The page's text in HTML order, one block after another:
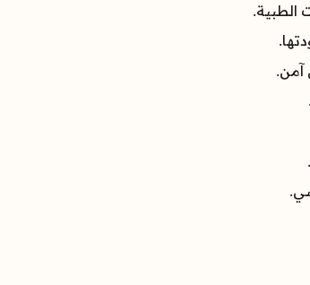
الطبية.
آمن.